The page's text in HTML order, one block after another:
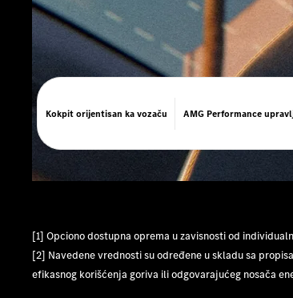
Kokpit orijentisan ka vozaču AMG Performance
[1] Opciono dostupna oprema u zavisnosti od
[2] Navedene vrednosti su određene u skladu sa
efikasnog korišćenja goriva ili odgovarajućeg nosača